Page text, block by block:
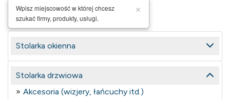
×
Wpisz miejscowość w której chcesz
szukać firmy, produkty, usługi.
Stolarka okienna
Stolarka drzwiowa
Akcesoria (wizjery, łańcuchy itd.)